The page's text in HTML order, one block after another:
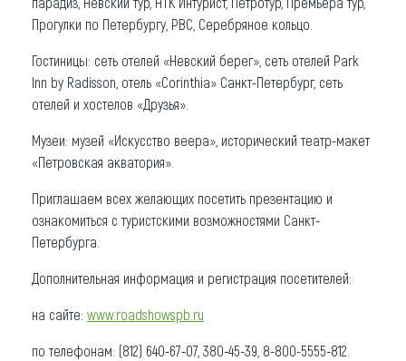
Прогулки по Петербургу, РВС, Серебряное кольцо.
Гостиницы: сеть отелей «Невский берег», сеть отелей Park
Inn by Radisson, отель «Corinthia» Санкт-Петербург, сеть
отелей и хостелов «Друзья».
Музеи: музей «Искусство веера», исторический театр-макет
«Петровская акватория».
Приглашаем всех желающих посетить презентацию и
ознакомиться с туристскими возможностями Санкт-
Петербурга.
Дополнительная информация и регистрация посетителей:
на сайте: www.roadshowspb.ru
по телефонам: (812) 640-67-07, 380-45-39, 8-800-5555-812.